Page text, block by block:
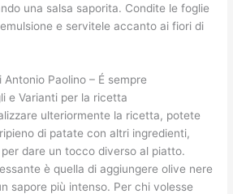
una salsa saporita. Condite le foglie
e servitele accanto ai fiori di
Paolino – É sempre
e Varianti per la ricetta
ulteriormente la ricetta, potete
di patate con altri ingredienti,
dare un tocco diverso al piatto.
è quella di aggiungere olive nere
sapore più intenso. Per chi volesse